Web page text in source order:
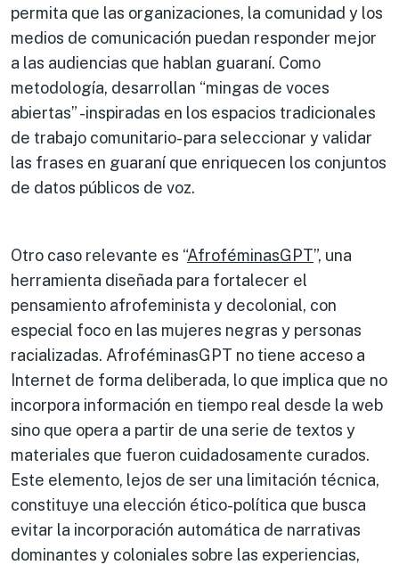
permita que las organizaciones, la comunidad y los
medios de comunicación puedan responder mejor
a las audiencias que hablan guaraní. Como
metodología, desarrollan “mingas de voces
abiertas” -inspiradas en los espacios tradicionales
de trabajo comunitario- para seleccionar y validar
las frases en guaraní que enriquecen los conjuntos
de datos públicos de voz.
Otro caso relevante es “AfroféminasGPT”, una
herramienta diseñada para fortalecer el
pensamiento afrofeminista y decolonial, con
especial foco en las mujeres negras y personas
racializadas. AfroféminasGPT no tiene acceso a
Internet de forma deliberada, lo que implica que no
incorpora información en tiempo real desde la web
sino que opera a partir de una serie de textos y
materiales que fueron cuidadosamente curados.
Este elemento, lejos de ser una limitación técnica,
constituye una elección ético-política que busca
evitar la incorporación automática de narrativas
dominantes y coloniales sobre las experiencias,